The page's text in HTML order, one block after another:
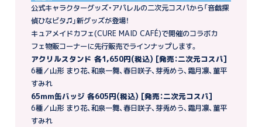
公式キャラクターグッズ・アパレルの二次元コスパから「音戯探
偵ひなビタ♫」新グッズが登場！
キュアメイドカフェ(CURE MAID CAFÉ)で開催のコラボカ
フェ物販コーナーに先行販売でラインナップします。
アクリルスタンド 各1,650円(税込) [発売：二次元コスパ]
6種／山形 まり花、和泉一舞、春日咲子、芽兎めう、霜月凛、菫平
すみれ
65mm缶バッジ 各605円(税込) [発売：二次元コスパ]
6種／山形 まり花、和泉一舞、春日咲子、芽兎めう、霜月凛、菫平
すみれ